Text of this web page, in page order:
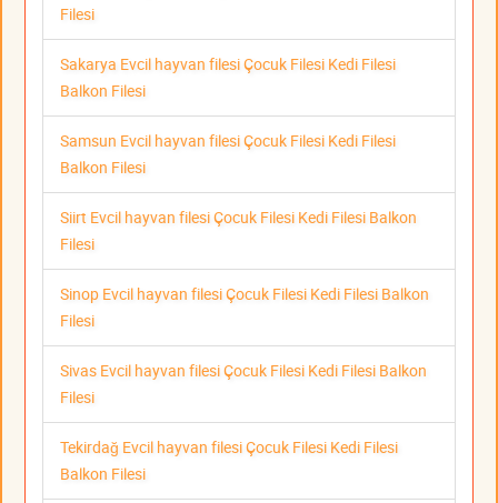
Filesi
Sakarya Evcil hayvan filesi Çocuk Filesi Kedi Filesi
Balkon Filesi
Samsun Evcil hayvan filesi Çocuk Filesi Kedi Filesi
Balkon Filesi
Siirt Evcil hayvan filesi Çocuk Filesi Kedi Filesi Balkon
Filesi
Sinop Evcil hayvan filesi Çocuk Filesi Kedi Filesi Balkon
Filesi
Sivas Evcil hayvan filesi Çocuk Filesi Kedi Filesi Balkon
Filesi
Tekirdağ Evcil hayvan filesi Çocuk Filesi Kedi Filesi
Balkon Filesi